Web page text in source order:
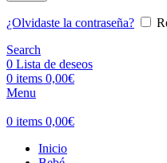
¿Olvidaste la contraseña?
Search
0 Lista de deseos
0 items 0,00€
Menu
0 items 0,00€
Inicio